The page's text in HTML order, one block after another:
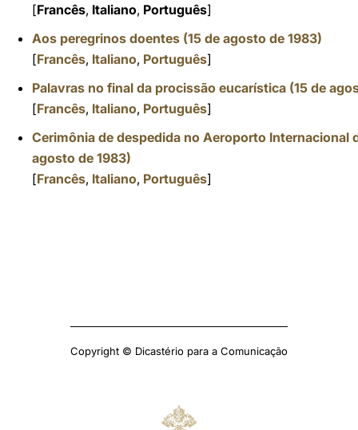
[Francês, Italiano, Português]
Aos peregrinos doentes (15 de agosto de 1983)
[Francês, Italiano, Português]
Palavras no final da procissão eucarística (15 de
[Francês, Italiano, Português]
Cerimônia de despedida no Aeroporto Internacional
agosto de 1983)
[Francês, Italiano, Português]
Copyright © Dicastério para a Comunicação